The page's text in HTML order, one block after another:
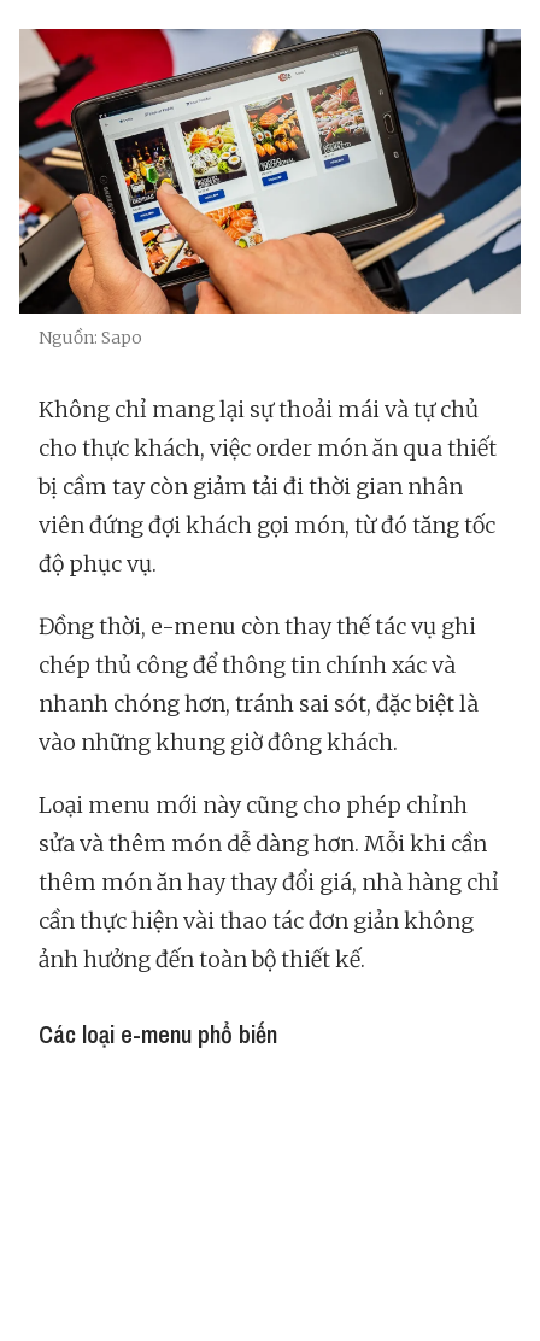
Nguồn: Sapo
Không chỉ mang lại sự thoải mái và tự chủ
cho thực khách, việc order món ăn qua thiết
bị cầm tay còn giảm tải đi thời gian nhân
viên đứng đợi khách gọi món, từ đó tăng tốc
độ phục vụ.
Đồng thời, e-menu còn thay thế tác vụ ghi
chép thủ công để thông tin chính xác và
nhanh chóng hơn, tránh sai sót, đặc biệt là
vào những khung giờ đông khách.
Loại menu mới này cũng cho phép chỉnh
sửa và thêm món dễ dàng hơn. Mỗi khi cần
thêm món ăn hay thay đổi giá, nhà hàng chỉ
cần thực hiện vài thao tác đơn giản không
ảnh hưởng đến toàn bộ thiết kế.
Các loại e-menu phổ biến